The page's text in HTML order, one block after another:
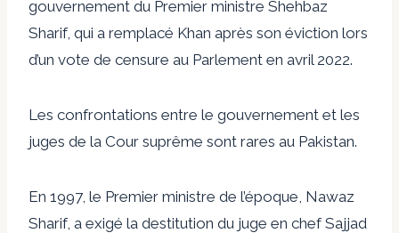
gouvernement du Premier ministre Shehbaz
Sharif, qui a remplacé Khan après son éviction lors
d’un vote de censure au Parlement en avril 2022.
Les confrontations entre le gouvernement et les
juges de la Cour suprême sont rares au Pakistan.
En 1997, le Premier ministre de l’époque, Nawaz
Sharif, a exigé la destitution du juge en chef Sajjad